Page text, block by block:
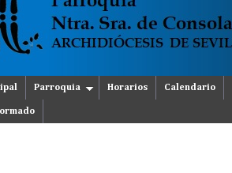
Parroquia Horarios Calendario